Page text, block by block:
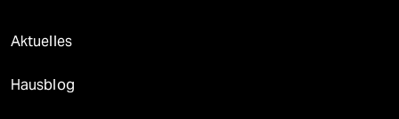
Aktuelles
Hausblog